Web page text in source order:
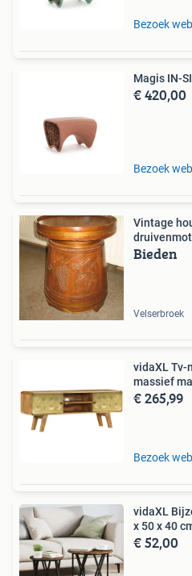
Bezoek
Magis IN-
€ 420,00
Bezoek
Vintage
Bieden
Velserbroek
vidaXL Tv-
massief
€ 265,99
Bezoek
vidaXL
x 50 x 40
€ 52,00